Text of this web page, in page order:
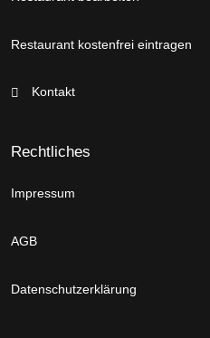
Restaurant kostenfrei eintragen
Kontakt
Rechtliches
Impressum
AGB
Datenschutzerklärung